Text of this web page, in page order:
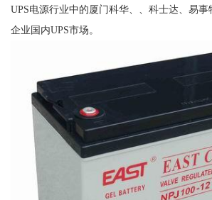
UPS电源行业中的厦门科华、、科士达、易
企业国内UPS市场。